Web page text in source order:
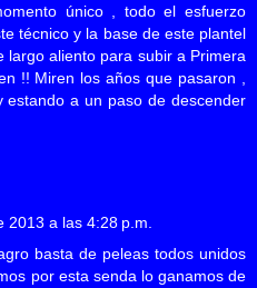
único , todo el esfuerzo
técnico y la base de este plantel
largo aliento para subir a Primera
!! Miren los años que pasaron ,
estando a un paso de descender
2013 a las 4:28 p.m.
basta de peleas todos unidos
por esta senda lo ganamos de